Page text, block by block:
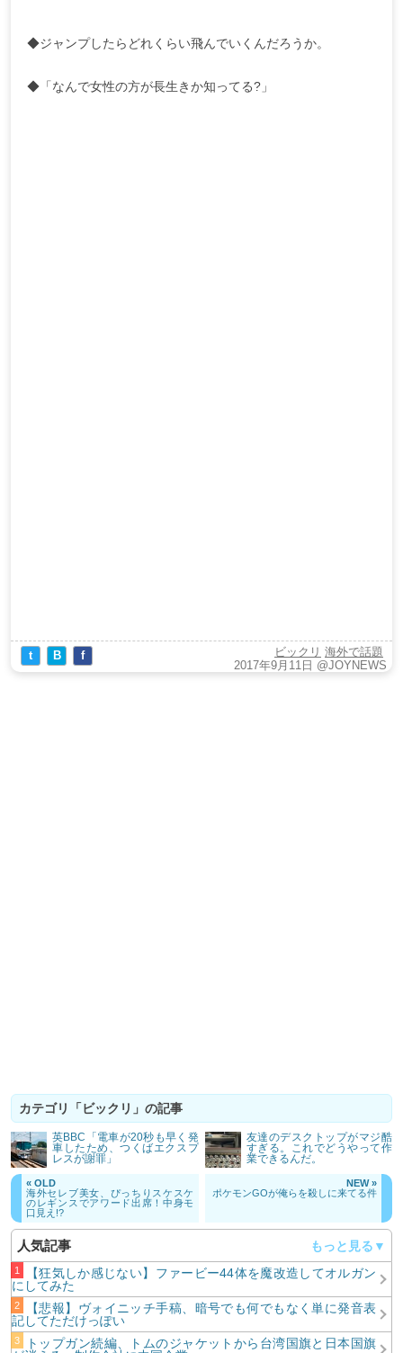
◆ジャンプしたらどれくらい飛んでいくんだろうか。
◆「なんで女性の方が長生きか知ってる?」
t B f ビックリ 海外で話題
2017年9月11日 @JOYNEWS
カテゴリ「ビックリ」の記事
英BBC「電車が20秒も早く発
車したため、つくばエクスプ
レスが謝罪」
友達のデスクトップがマジ酷
すぎる。これでどうやって作
業できるんだ。
« OLD
海外セレブ美女、ぴっちりスケスケ
のレギンスでアワード出席！中身モ
口見え!?
NEW »
ポケモンGOが俺らを殺しに来てる件
人気記事
【狂気しか感じない】ファービー44体を魔改造してオルガン
にしてみた
【悲報】ヴォイニッチ手稿、暗号でも何でもなく単に発音表
記してただけっぽい
トップガン続編、トムのジャケットから台湾国旗と日本国旗